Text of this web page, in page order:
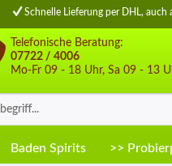
Schnelle Lieferung per DHL, auch
Telefonische Beratung:
07722 / 4006
Mo-Fr 09 - 18 Uhr, Sa 09 - 13
Baden Spirits >>